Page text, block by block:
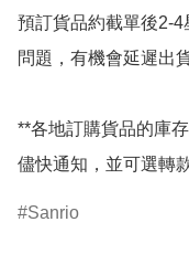
預訂貨品約截單後2-
問題，有機會延遲出
**各地訂購貨品的庫
儘快通知，並可選轉
Sanrio